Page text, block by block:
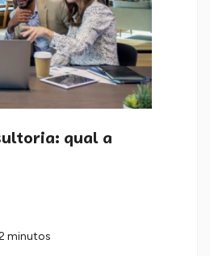
qual a
minutos